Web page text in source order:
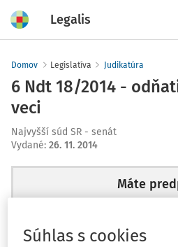
Legalis
Domov Legislatíva Judikatúra
6 Ndt 18/2014 -
veci
Najvyšší súd SR - senát
Vydané: 26. 11. 2014
Máte
Súhlas s cookies